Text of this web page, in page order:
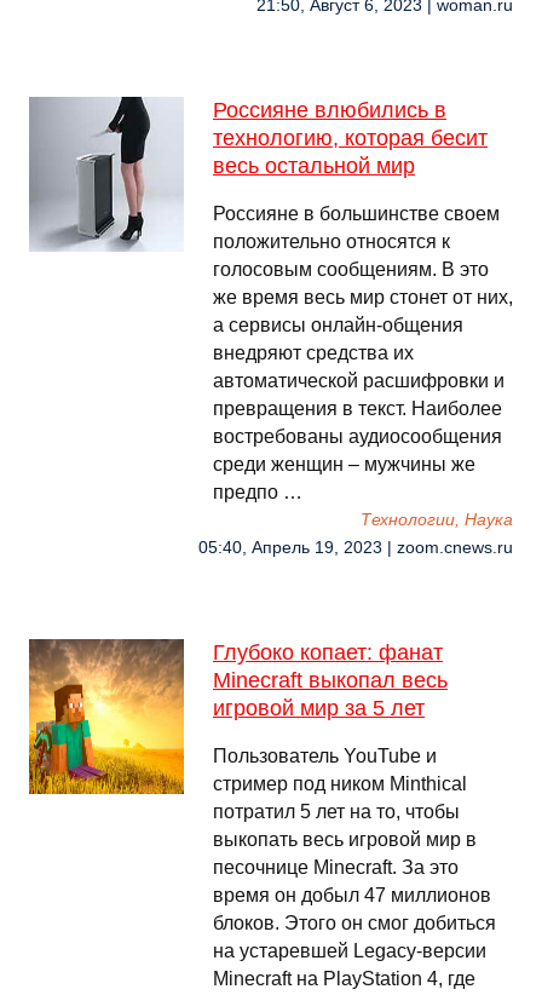
21:50, Август 6, 2023 | woman.ru
Россияне влюбились в
технологию, которая бесит
весь остальной мир
Россияне в большинстве своем
положительно относятся к
голосовым сообщениям. В это
же время весь мир стонет от них,
а сервисы онлайн-общения
внедряют средства их
автоматической расшифровки и
превращения в текст. Наиболее
востребованы аудиосообщения
среди женщин – мужчины же
предпо …
Технологии, Наука
05:40, Апрель 19, 2023 | zoom.cnews.ru
Глубоко копает: фанат
Minecraft выкопал весь
игровой мир за 5 лет
Пользователь YouTube и
стример под ником Minthical
потратил 5 лет на то, чтобы
выкопать весь игровой мир в
песочнице Minecraft. За это
время он добыл 47 миллионов
блоков. Этого он смог добиться
на устаревшей Legacy-версии
Minecraft на PlayStation 4, где